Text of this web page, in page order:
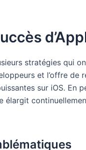
stratégies qui
et l’offre de
sur iOS. En
élargit